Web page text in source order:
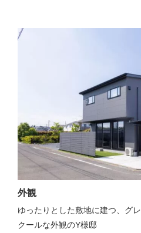
外観
ゆったりとした敷地に建つ、グ
クールな外観のY様邸